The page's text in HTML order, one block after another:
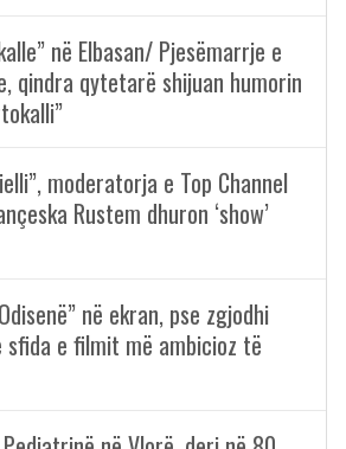
në Elbasan/ Pjesëmarrje e
qindra qytetarë shijuan humorin
moderatorja e Top Channel
Rustem dhuron ‘show’
në ekran, pse zgjodhi
sfida e filmit më ambicioz të